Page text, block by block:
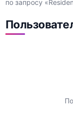
по запросу